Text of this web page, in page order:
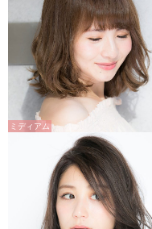
ミディアム